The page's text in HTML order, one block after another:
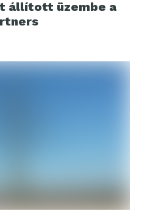
állított üzembe a